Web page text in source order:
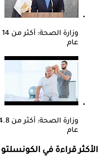
عام
عام
الأكثر قراءة في الكونسلتو